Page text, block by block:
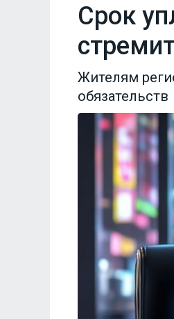
Срок
Жителям
обязательств